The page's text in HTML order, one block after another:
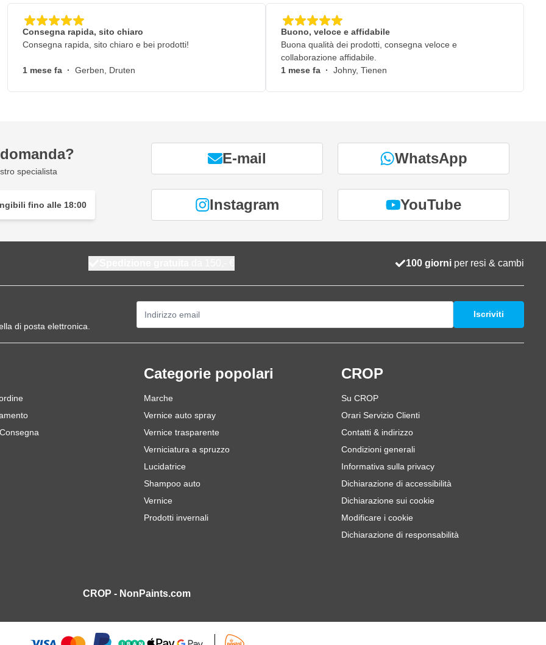
Consegna rapida, sito chiaro
Consegna rapida, sito chiaro e bei prodotti!
1 mese fa · Gerben, Druten
Buono, veloce e affidabile
Buona qualità dei prodotti, consegna veloce e
collaborazione affidabile.
1 mese fa · Johny, Tienen
specialista
fino alle 18:00
E-mail WhatsApp
Instagram YouTube
100 giorni per resi & cambi
di posta elettronica.
Iscriviti
Categorie popolari
Marche
Vernice auto spray
Vernice trasparente
Verniciatura a spruzzo
Lucidatrice
Shampoo auto
Vernice
Prodotti invernali
CROP
Su CROP
Orari Servizio Clienti
Contatti & indirizzo
Condizioni generali
Informativa sulla privacy
Dichiarazione di accessibilità
Dichiarazione sui cookie
Modificare i cookie
Dichiarazione di responsabilità
CROP - NonPaints.com